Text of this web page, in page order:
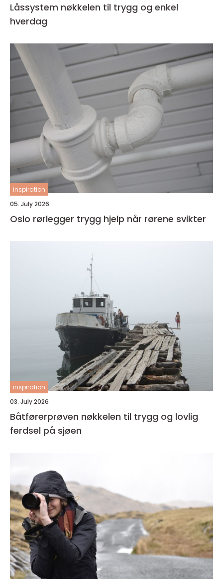
Låssystem nøkkelen til trygg og enkel
hverdag
inspiration
05. July 2026
Oslo rørlegger trygg hjelp når rørene svikter
inspiration
03. July 2026
Båtførerprøven nøkkelen til trygg og lovlig
ferdsel på sjøen